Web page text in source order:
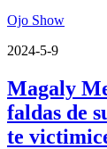
Ojo Show
2024-5-9
Magaly
faldas de
te